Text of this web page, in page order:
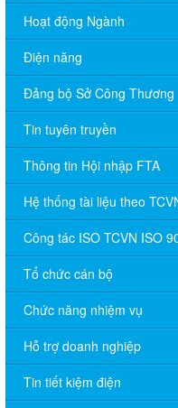
Hoạt động Ngành
Điện năng
Đảng bộ Sở Công Thương
Tin tuyên truyền
Thông tin Hội nhập FTA
Hệ thống tài liệu theo
Công tác ISO TCVN ISO
Tổ chức cán bộ
Chức năng nhiệm vụ
Hỗ trợ doanh nghiệp
Tin tiết kiệm điện